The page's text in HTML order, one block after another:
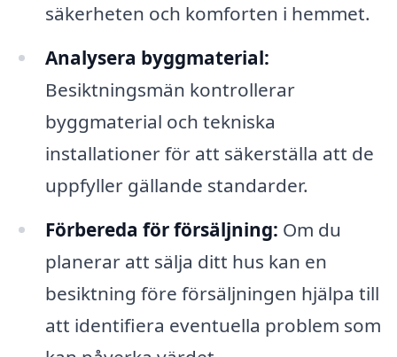
säkerheten och komforten i hemmet.
Analysera byggmaterial:
Besiktningsmän kontrollerar
byggmaterial och tekniska
installationer för att säkerställa att de
uppfyller gällande standarder.
Förbereda för försäljning: Om du
planerar att sälja ditt hus kan en
besiktning före försäljningen hjälpa till
att identifiera eventuella problem som